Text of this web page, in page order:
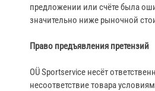
предложении или счёте была
значительно ниже рыночной
Право предъявления претензий
OÜ Sportservice несёт
несоответствие товара